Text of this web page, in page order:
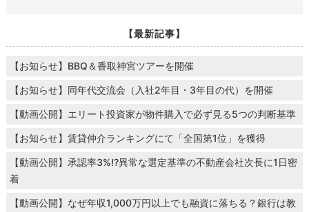
【最新記事】
【お知らせ】BBQ＆香取神宮ツアーを開催
【お知らせ】同年代交流会（入社2年目・3年目の代）を開催
【動画公開】エリート投資家が物件購入で必ず見る5つの判断基準
【お知らせ】賃貸仲介ランキングにて「全国第1位」を獲得
【動画公開】承認率3%!?異常な選定基準の不動産会社次長に1日密
着
【動画公開】なぜ年収1,000万円以上でも融資に落ちる？銀行は教